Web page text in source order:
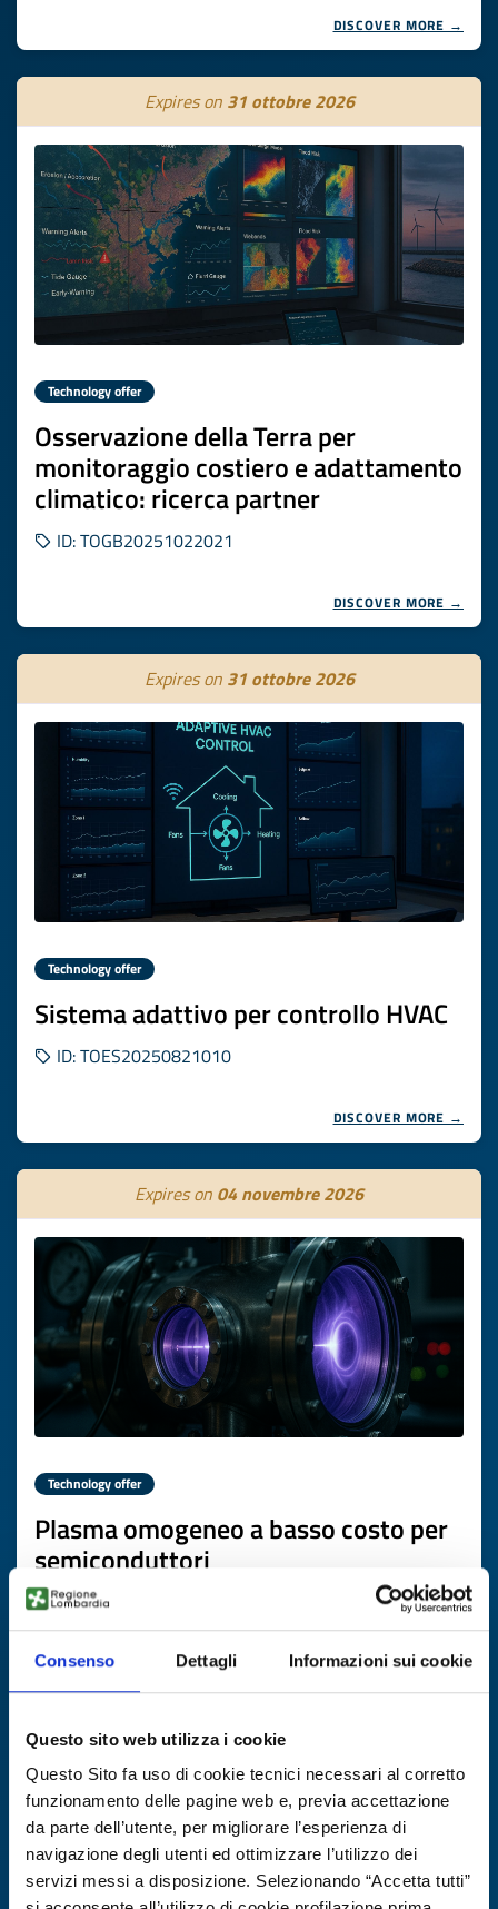
Consenso Dettagli Informazioni sui cookie
Questo sito web utilizza i cookie
Questo Sito fa uso di cookie tecnici necessari al corretto
funzionamento delle pagine web e, previa accettazione
da parte dell’utente, per migliorare l’esperienza di
navigazione degli utenti ed ottimizzare l’utilizzo dei
servizi messi a disposizione. Selezionando “Accetta tutti”
DISCOVER MORE →
Expires on 31 ottobre 2026
Technology offer
Osservazione della Terra per
monitoraggio costiero e adattamento
climatico: ricerca partner
ID: TOGB20251022021
DISCOVER MORE →
Expires on 31 ottobre 2026
Technology offer
Sistema adattivo per controllo HVAC
ID: TOES20250821010
DISCOVER MORE →
Expires on 04 novembre 2026
Technology offer
Plasma omogeneo a basso costo per
semiconduttori
ID: TODE20250822010
DISCOVER MORE →
Expires on10 novembre 2026